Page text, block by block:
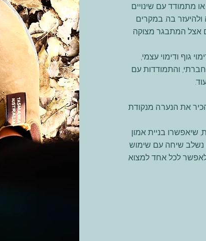
מתמודד עם שינויים
בה. במקרים
אצל המתבגר מצוקה
גוף ודימוי עצמי,
חברתי, והתמודדות עם
את הנער.ה מנקודת
בניית אמון
נשלב שיחה עם שימוש
לאפשר לכל אחד למצוא